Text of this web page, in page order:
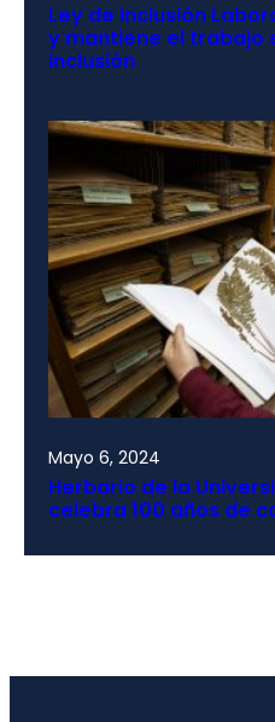
Ley de Inclusión
y mantiene el trabajo
inclusión
Mayo 6, 2024
Herbario de la
celebra 100 años de